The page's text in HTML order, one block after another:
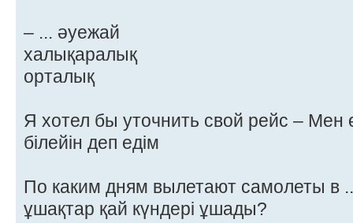
– ... әуежай
халықаралық
орталық
Я хотел бы уточнить свой рейс – Мен
білейін деп едім
По каким дням вылетают самолеты в
ұшақтар қай күндері ұшады?